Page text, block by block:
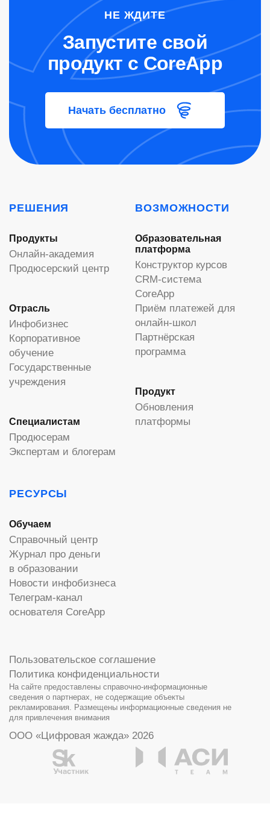
НЕ ЖДИТЕ
Запустите свой
продукт с CoreApp
Начать бесплатно
РЕШЕНИЯ
Продукты
Онлайн-академия
Продюсерский центр
Отрасль
Инфобизнес
Корпоративное
обучение
Государственные
учреждения
Специалистам
Продюсерам
Экспертам и блогерам
ВОЗМОЖНОСТИ
Образовательная
платформа
Конструктор курсов
CRM-система
CoreApp
Приём платежей для
онлайн-школ
Партнёрская
программа
Продукт
Обновления
платформы
РЕСУРСЫ
Обучаем
Справочный центр
Журнал про деньги
в образовании
Новости инфобизнеса
Телеграм-канал
основателя CoreApp
ООО «Цифровая жажда» 2026
На сайте предоставлены справочно-информационные
сведения о партнерах, не содержащие объекты
рекламирования. Размещены информационные сведения не
для привлечения внимания
Пользовательское соглашение
Политика конфиденциальности